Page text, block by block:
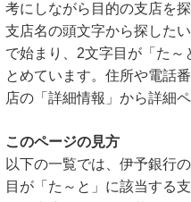
考にしながら目的の支店を
支店名の頭文字から探した
で始まり、2文字目が「た～
とめています。住所や電話
店の「詳細情報」から詳細
このページの見方
以下の一覧では、伊予銀行
目が「た～と」に該当する